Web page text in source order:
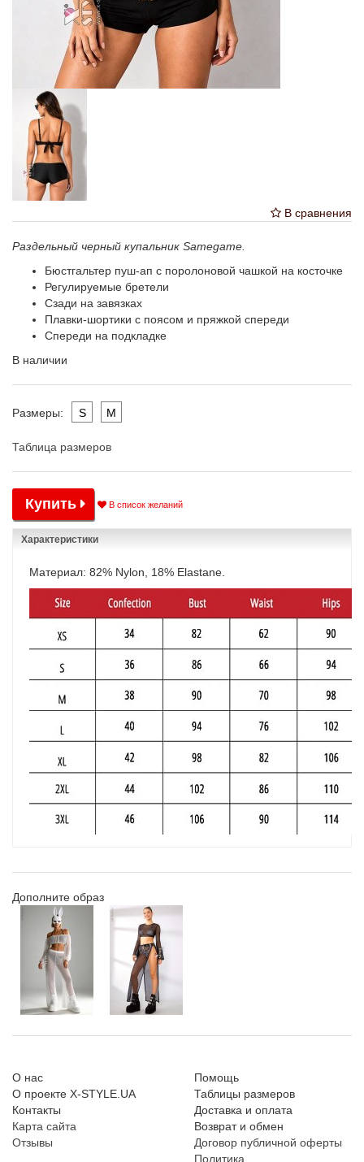
В сравнения
Раздельный черный купальник Samegame.
Бюстгальтер пуш-ап с поролоновой чашкой на косточке
Регулируемые бретели
Сзади на завязках
Плавки-шортики с поясом и пряжкой спереди
Спереди на подкладке
В наличии
Размеры: S M
Таблица размеров
Купить В список желаний
Характеристики
Материал: 82% Nylon, 18% Elastane.
Дополните образ
О нас
О проекте X-STYLE.UA
Контакты
Карта сайта
Отзывы
Помощь
Таблицы размеров
Доставка и оплата
Возврат и обмен
Договор публичной оферты
Политика